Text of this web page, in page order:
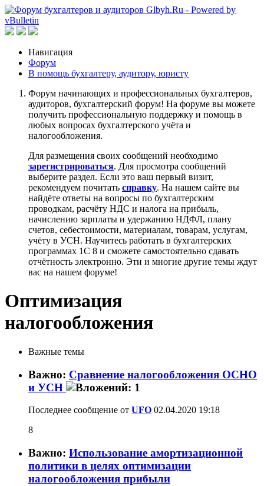
Навигация
Форум
В помощь бухгалтеру, аудитору, юристу
Форум начинающих и профессиональных бухгалтеров,
аудиторов, бухгалтерский форум! На форуме вы можете
получить профессиональную поддержку и помощь в
любых вопросах бухгалтерского учёта и
налогообложения.
Для размещения своих сообщений необходимо
зарегистрироваться. Для просмотра сообщений
выберите раздел. Если это ваш первый визит,
рекомендуем почитать справку. На нашем сайте вы
найдёте ответы на вопросы по бухгалтерским
проводкам, расчёту НДС и налога на прибыль,
начислению зарплаты и удержанию НДФЛ, плану
счетов, себестоимости, материалам, товарам, услугам,
учёту в УСН. Научитесь работать в бухгалтерских
программах 1С 8 и сможете самостоятельно сдавать
отчётность электронно. Эти и многие другие темы ждут
вас на нашем форуме!
Оптимизация
налогообложения
Важные темы
Важно: Сравнение налогообложения ОСНО
и УСН
Последнее сообщение от UFO 02.04.2020 19:18
8
Важно: Использование амортизационной
политики в целях оптимизации
налогообложения прибыли